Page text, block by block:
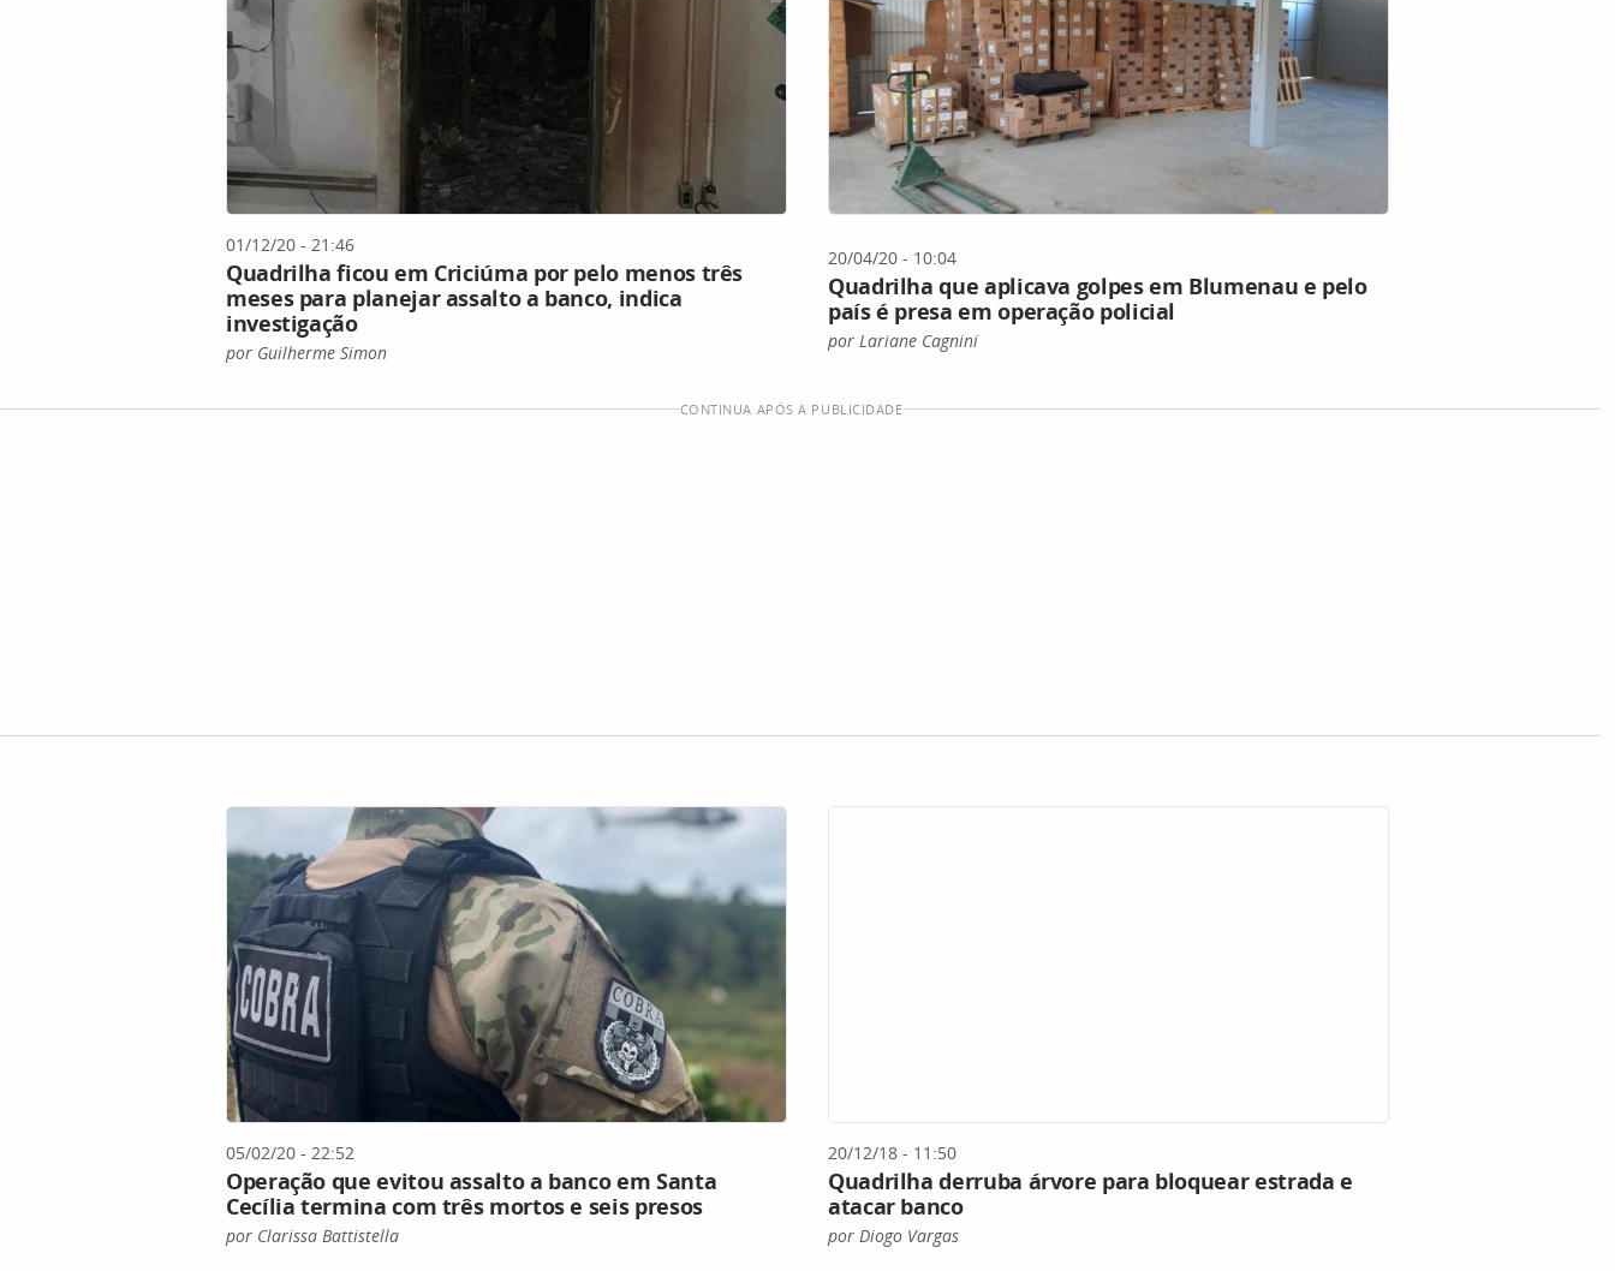
01/12/20 - 21:46
Quadrilha ficou em Criciúma por pelo menos três
meses para planejar assalto a banco, indica
investigação
por Guilherme Simon
20/04/20 - 10:04
Quadrilha que aplicava golpes em Blumenau e pelo
país é presa em operação policial
por Lariane Cagnini
CONTINUA APÓS A PUBLICIDADE
05/02/20 - 22:52
Operação que evitou assalto a banco em Santa
Cecília termina com três mortos e seis presos
por Clarissa Battistella
20/12/18 - 11:50
Quadrilha derruba árvore para bloquear estrada e
atacar banco
por Diogo Vargas